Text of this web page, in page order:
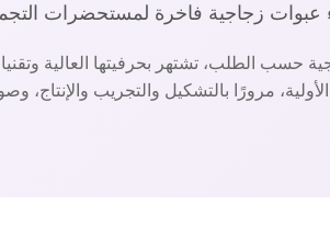
حسب الطلب، تشتهر بحرفيتها العالية
مرورًا بالتشكيل والتجريب